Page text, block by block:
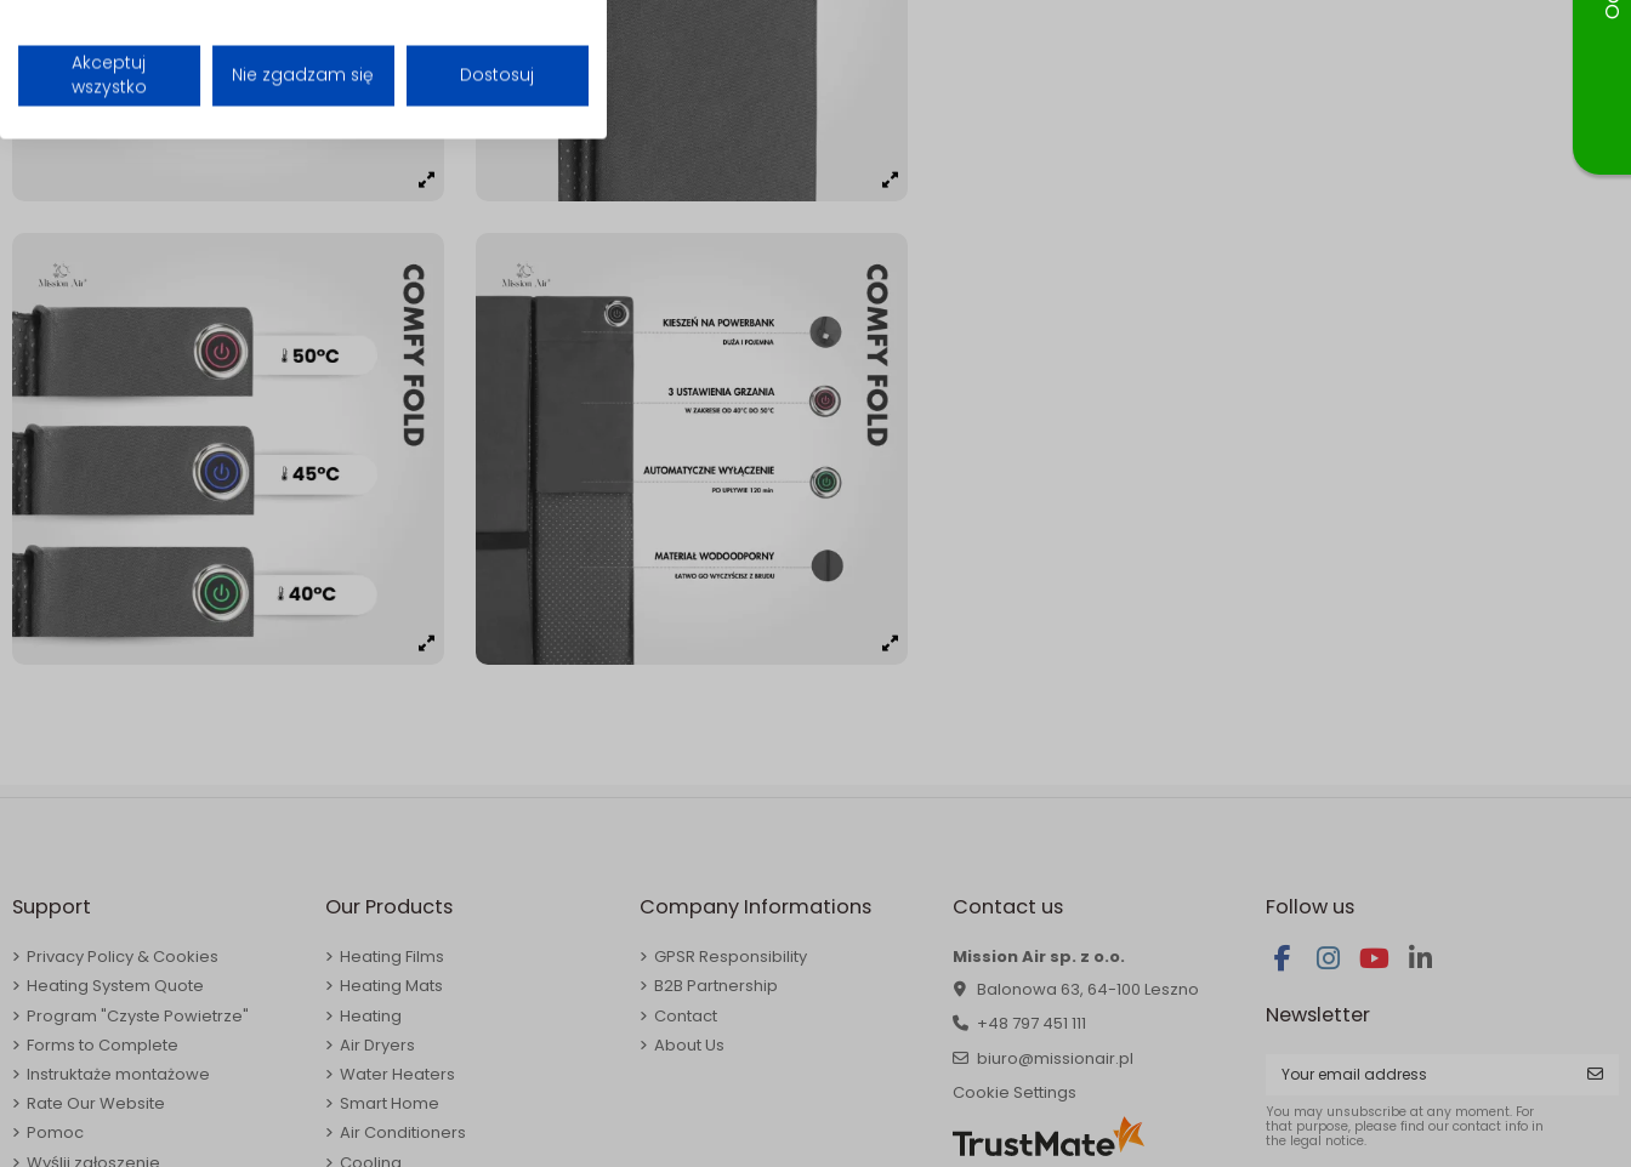
Akceptuj
wszystko
Nie zgadzam się Dostosuj
Support
Privacy Policy & Cookies
Heating System Quote
Program "Czyste Powietrze"
Forms to Complete
Instruktaże montażowe
Rate Our Website
Pomoc
Wyślij zgłoszenie
Our Products
Heating Films
Heating Mats
Heating
Air Dryers
Water Heaters
Smart Home
Air Conditioners
Cooling
Company Informations
GPSR Responsibility
B2B Partnership
Contact
About Us
Contact us
Mission Air sp. z o.o.
Balonowa 63, 64-100 Leszno
+48 797 451 111
biuro@missionair.pl
Cookie Settings
Follow us
Newsletter
You may unsubscribe at any moment. For
that purpose, please find our contact info in
the legal notice.